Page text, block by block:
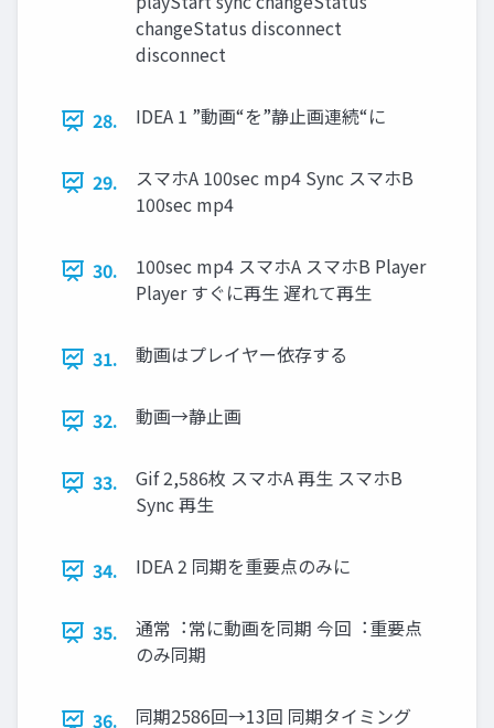
changeStatus disconnect
disconnect
28. IDEA 1 ”動画“を”静⽌画連続“に
29.
スマホA 100sec mp4 Sync スマホB
100sec mp4
30.
100sec mp4 スマホA スマホB Player
Player すぐに再⽣ 遅れて再⽣
31. 動画はプレイヤー依存する
32. 動画→静⽌画
33.
Gif 2,586枚 スマホA 再⽣ スマホB
Sync 再⽣
34. IDEA 2 同期を重要点のみに
35.
通常︓常に動画を同期 今回︓重要点
のみ同期
36. 同期2586回→13回 同期タイミング